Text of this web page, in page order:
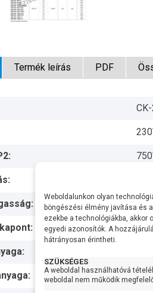
Termék leírás PDF
16
8,8
Weboldalunkon olyan
böngészési élmény javítása és
ezekbe a technológiákba,
egyedi azonosítók. A
hátrányosan érintheti.
SZÜKSÉGES
A weboldal használhatóvá
weboldal nem működik